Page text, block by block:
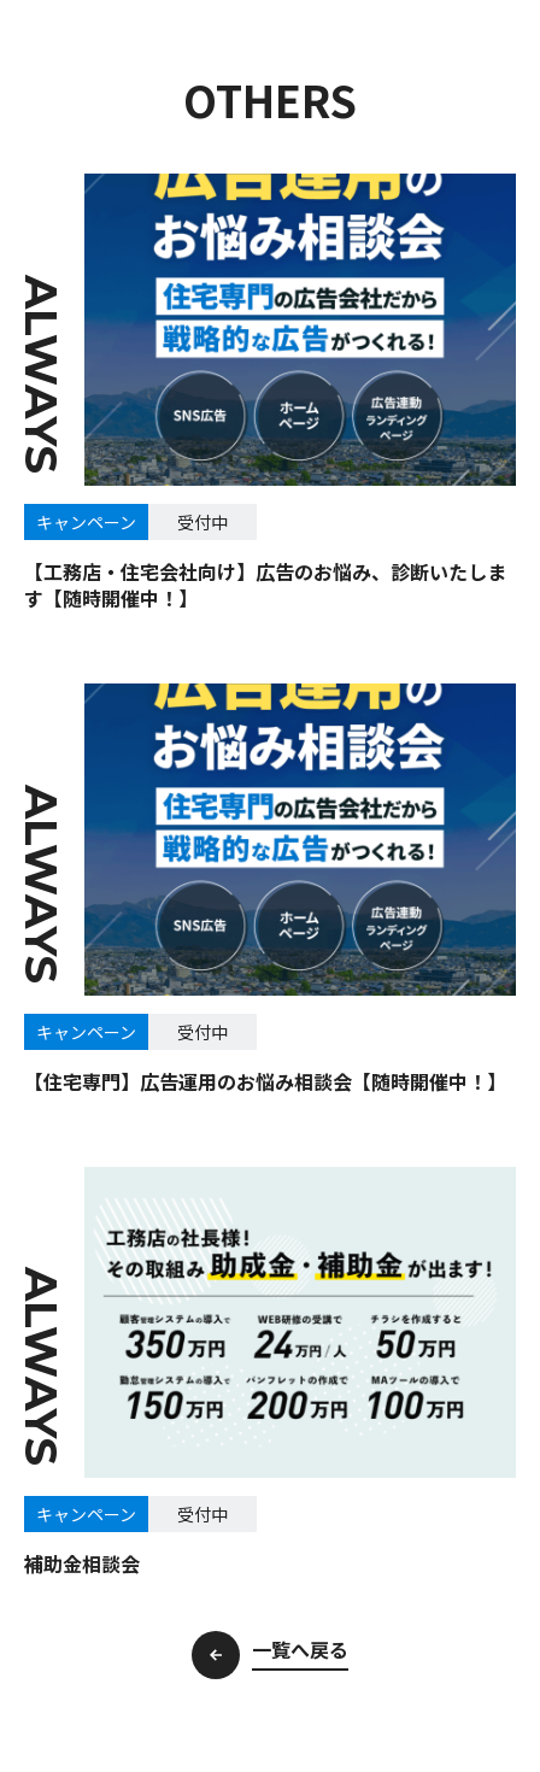
OTHERS
【工務店・住宅会社向け】広告のお悩み、診断いたしま
す【随時開催中！】
キャンペーン 受付中
ALWAYS
【住宅専門】広告運用のお悩み相談会【随時開催中！】
キャンペーン 受付中
ALWAYS
補助金相談会
キャンペーン 受付中
ALWAYS
一覧へ戻る